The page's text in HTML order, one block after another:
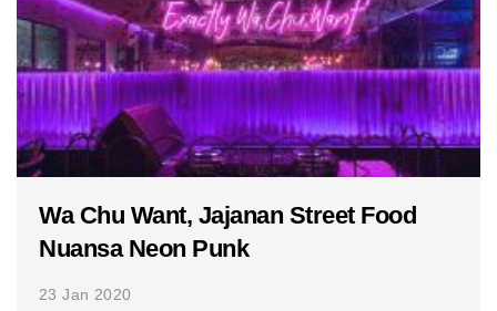
Wa Chu Want, Jajanan Street Food
Nuansa Neon Punk
23 Jan 2020